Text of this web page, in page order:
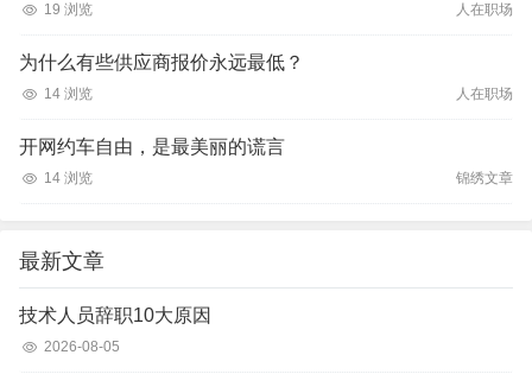
19 浏览 人在职场
为什么有些供应商报价永远最低？
14 浏览 人在职场
开网约车自由，是最美丽的谎言
14 浏览 锦绣文章
最新文章
技术人员辞职10大原因
2026-08-05